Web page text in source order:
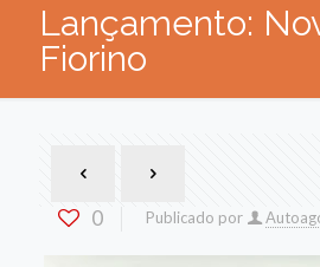
Lançamento:
Fiorino
0 Publicado por